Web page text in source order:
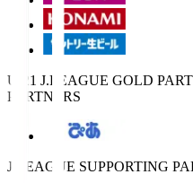
U-21 J.LEAGUE GOLD
PARTNERS
J.LEAGUE SUPPORTING